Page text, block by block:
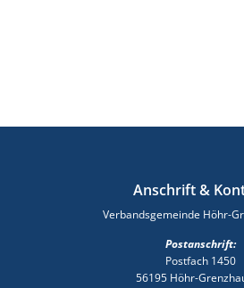
Anschrift &
Verbandsgemeinde Höhr-
Postanschrift:
Postfach 1450
56195 Höhr-